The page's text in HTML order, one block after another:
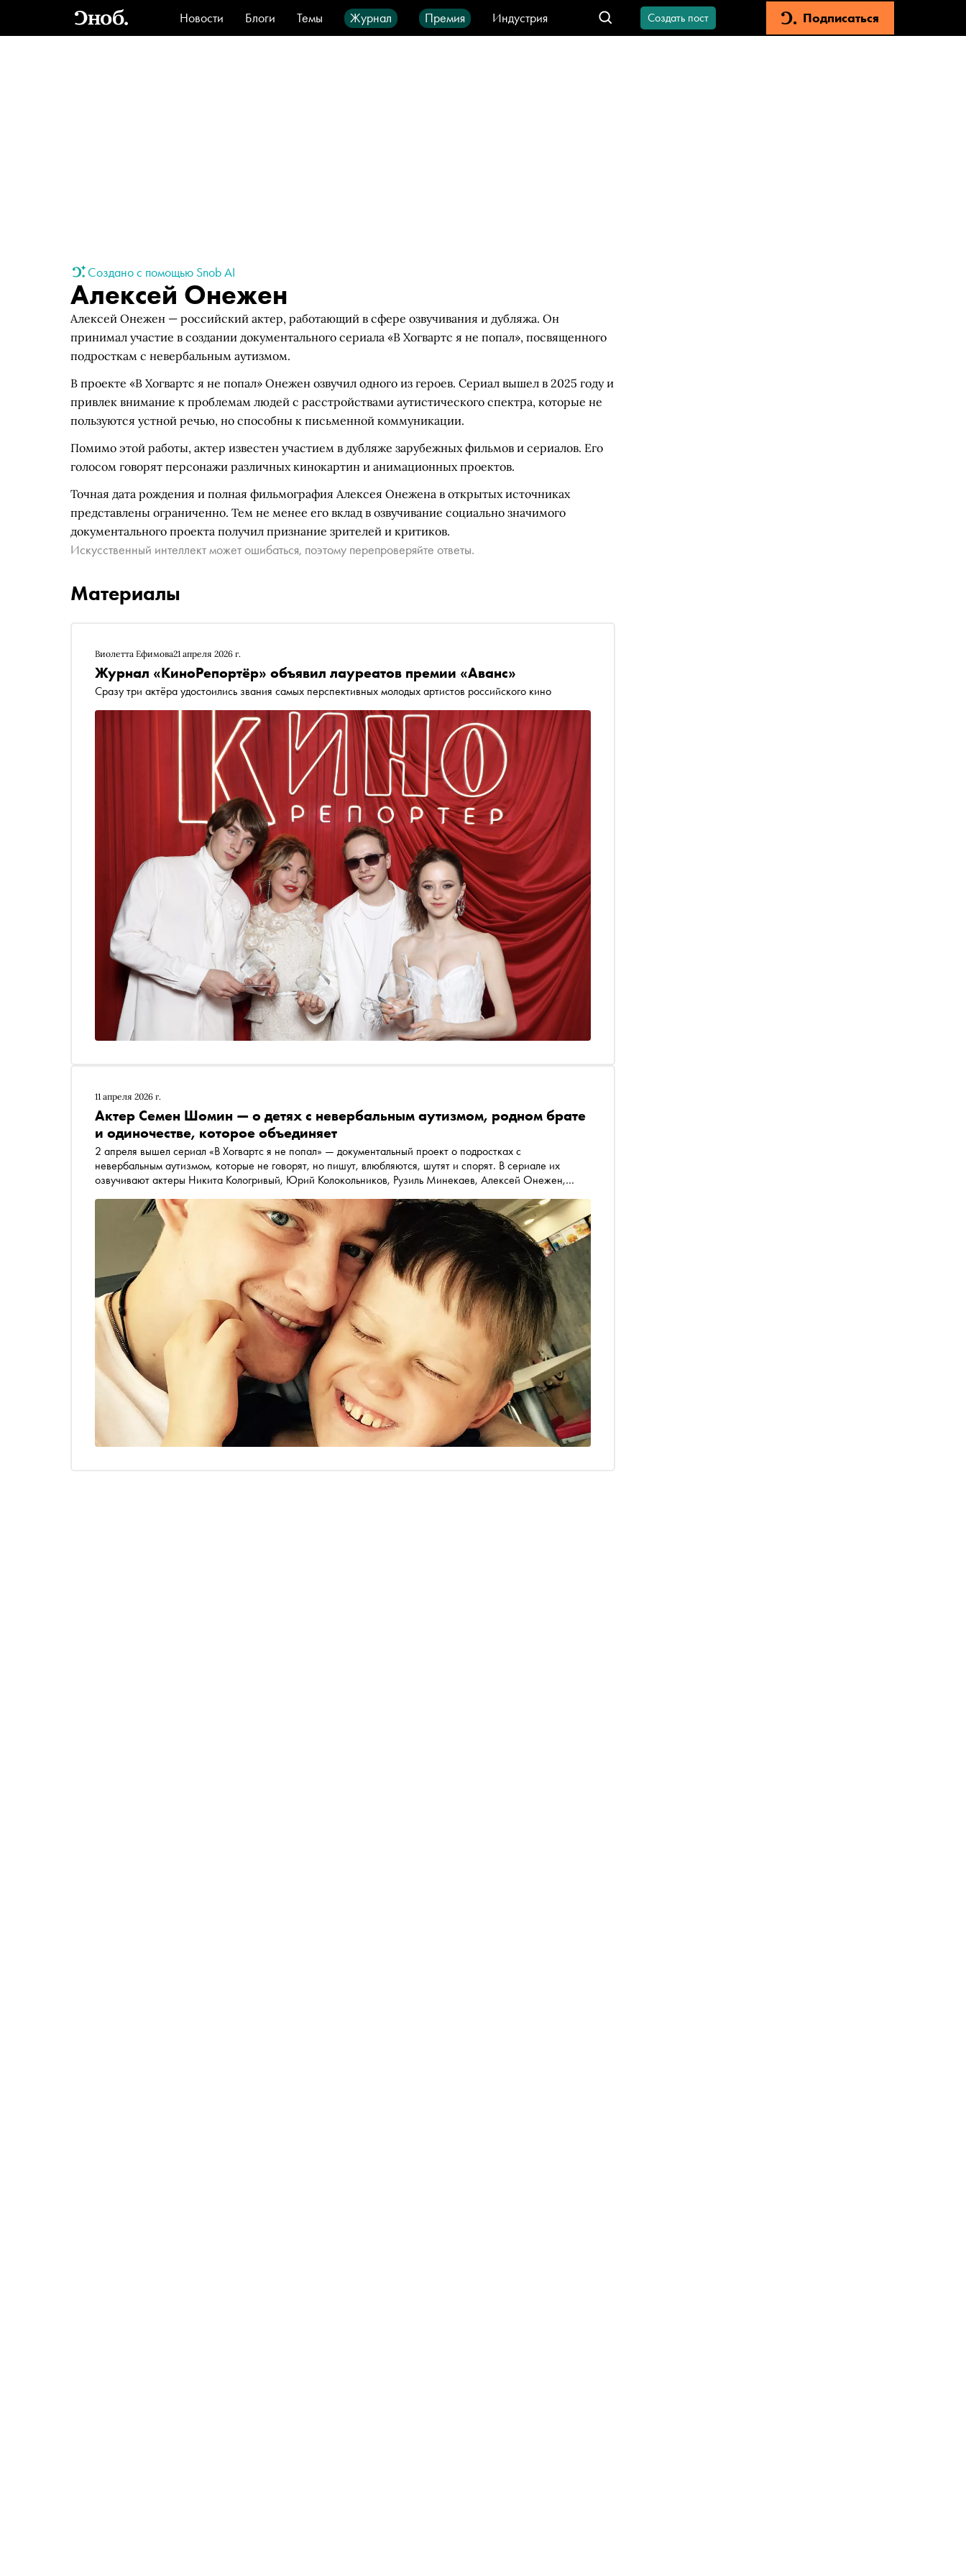
Новости Блоги Темы Журнал Премия
Индустрия
Стиль
Видео Город IT-продукты
Создать пост Подписаться
Создано с помощью Snob AI
Алексей Онежен
Алексей Онежен — российский актер, работающий в сфере озвучивания и дубляжа. Он
принимал участие в создании документального сериала «В Хогвартс я не попал», посвященного
подросткам с невербальным аутизмом.
В проекте «В Хогвартс я не попал» Онежен озвучил одного из героев. Сериал вышел в 2025 году и
привлек внимание к проблемам людей с расстройствами аутистического спектра, которые не
пользуются устной речью, но способны к письменной коммуникации.
Помимо этой работы, актер известен участием в дубляже зарубежных фильмов и сериалов. Его
голосом говорят персонажи различных кинокартин и анимационных проектов.
Точная дата рождения и полная фильмография Алексея Онежена в открытых источниках
представлены ограниченно. Тем не менее его вклад в озвучивание социально значимого
документального проекта получил признание зрителей и критиков.
Искусственный интеллект может ошибаться, поэтому перепроверяйте ответы.
Материалы
Виолетта Ефимова21 апреля 2026 г.
Журнал «КиноРепортёр» объявил лауреатов премии «Аванс»
Сразу три актёра удостоились звания самых перспективных молодых артистов российского кино
11 апреля 2026 г.
Актер Семен Шомин — о детях с невербальным аутизмом, родном брате
и одиночестве, которое объединяет
2 апреля вышел сериал «В Хогвартс я не попал» — документальный проект о подростках с
невербальным аутизмом, которые не говорят, но пишут, влюбляются, шутят и спорят. В сериале их
озвучивают актеры Никита Кологривый, Юрий Колокольников, Рузиль Минекаев, Алексей Онежен,
актер, создатель идеи и продюсер проекта Семен Шомин рассказал, как история его младшего брата
Захара стала отправной точкой для сериала, как актеры волновались перед озвучкой (иногда — не
сдерживали слез), как группа «Сироткин» бесплатно записала трек на стихи ребят и почему история о
людях без речи в итоге оказывается разговором о каждом из нас